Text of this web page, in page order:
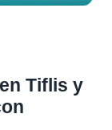
Tiflis y